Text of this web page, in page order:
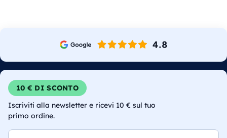
10 € DI SCONTO
Iscriviti alla newsletter e ricevi 10 € sul tuo
primo ordine.